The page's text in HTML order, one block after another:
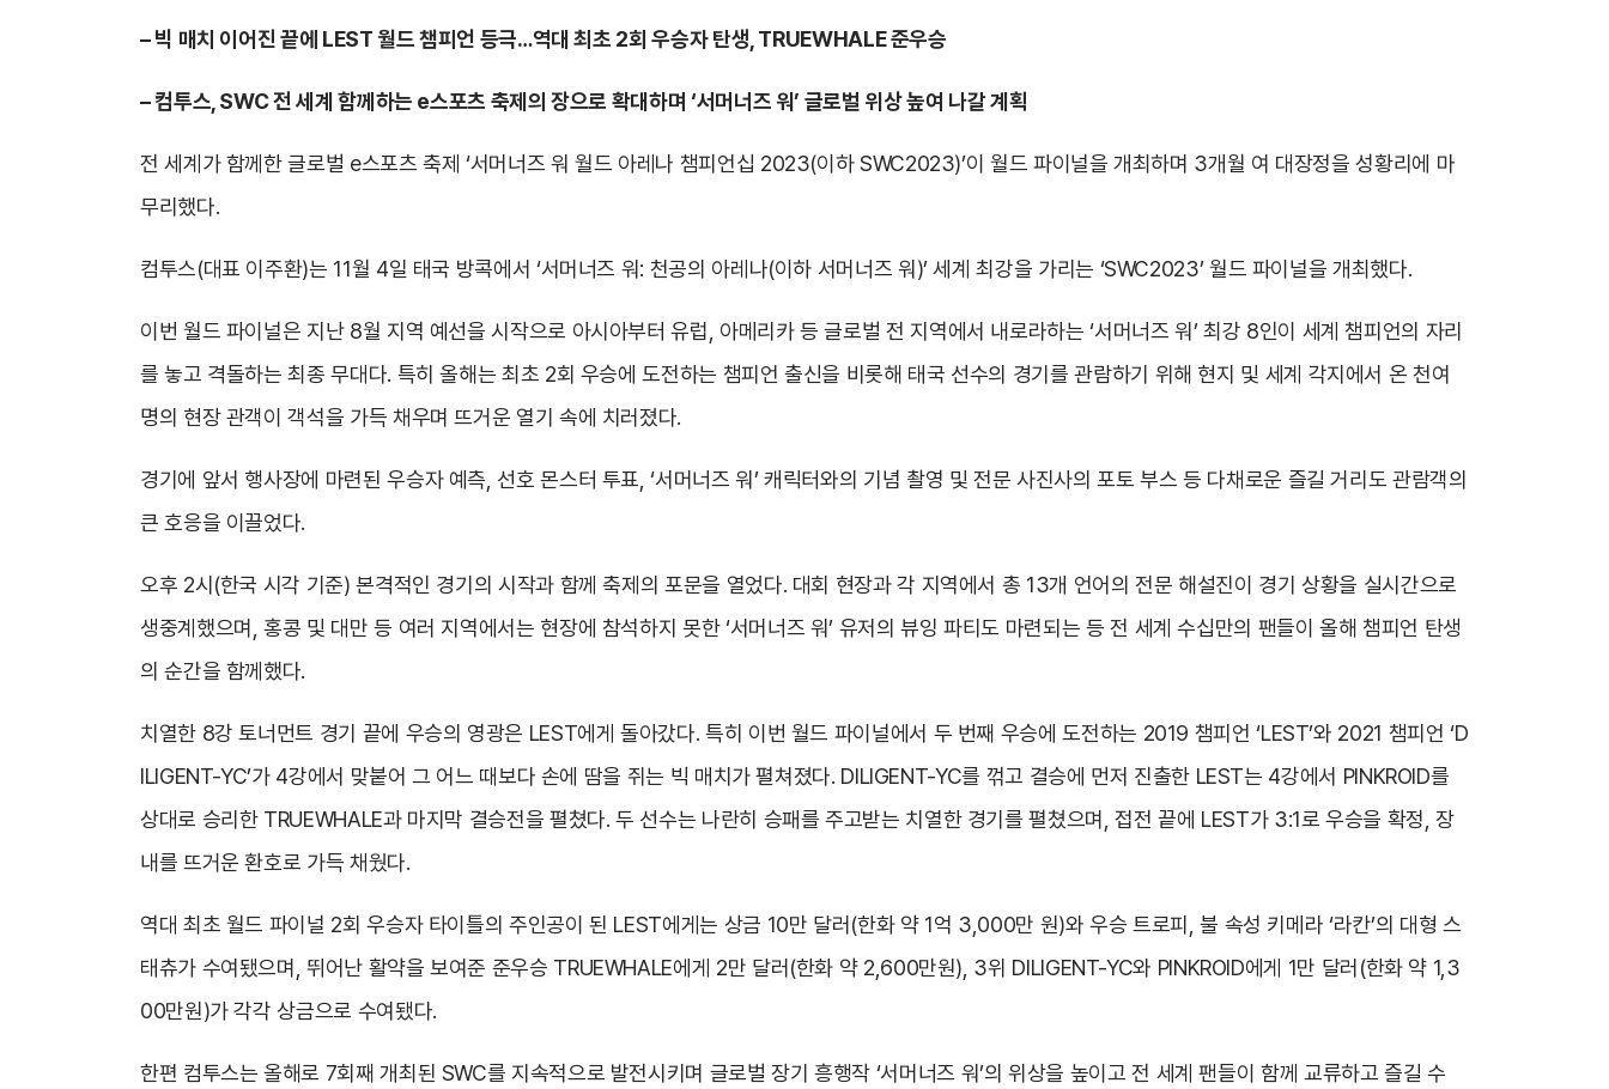
– 빅 매치 이어진 끝에 LEST 월드 챔피언 등극…역대 최초 2회 우승자 탄생, TRUEWHALE 준우승
– 컴투스, SWC 전 세계 함께하는 e스포츠 축제의 장으로 확대하며 ‘서머너즈 워’ 글로벌 위상 높여 나갈 계획
전 세계가 함께한 글로벌 e스포츠 축제 ‘서머너즈 워 월드 아레나 챔피언십 2023(이하 SWC2023)’이 월드 파이널을 개최하며 3개월 여 대장정을 성황리에 마
무리했다.
컴투스(대표 이주환)는 11월 4일 태국 방콕에서 ‘서머너즈 워: 천공의 아레나(이하 서머너즈 워)’ 세계 최강을 가리는 ‘SWC2023’ 월드 파이널을 개최했다.
이번 월드 파이널은 지난 8월 지역 예선을 시작으로 아시아부터 유럽, 아메리카 등 글로벌 전 지역에서 내로라하는 ‘서머너즈 워’ 최강 8인이 세계 챔피언의 자리
를 놓고 격돌하는 최종 무대다. 특히 올해는 최초 2회 우승에 도전하는 챔피언 출신을 비롯해 태국 선수의 경기를 관람하기 위해 현지 및 세계 각지에서 온 천여
명의 현장 관객이 객석을 가득 채우며 뜨거운 열기 속에 치러졌다.
경기에 앞서 행사장에 마련된 우승자 예측, 선호 몬스터 투표, ‘서머너즈 워’ 캐릭터와의 기념 촬영 및 전문 사진사의 포토 부스 등 다채로운 즐길 거리도 관람객의
큰 호응을 이끌었다.
오후 2시(한국 시각 기준) 본격적인 경기의 시작과 함께 축제의 포문을 열었다. 대회 현장과 각 지역에서 총 13개 언어의 전문 해설진이 경기 상황을 실시간으로
생중계했으며, 홍콩 및 대만 등 여러 지역에서는 현장에 참석하지 못한 ‘서머너즈 워’ 유저의 뷰잉 파티도 마련되는 등 전 세계 수십만의 팬들이 올해 챔피언 탄생
의 순간을 함께했다.
치열한 8강 토너먼트 경기 끝에 우승의 영광은 LEST에게 돌아갔다. 특히 이번 월드 파이널에서 두 번째 우승에 도전하는 2019 챔피언 ‘LEST’와 2021 챔피언 ‘D
ILIGENT-YC’가 4강에서 맞붙어 그 어느 때보다 손에 땀을 쥐는 빅 매치가 펼쳐졌다. DILIGENT-YC를 꺾고 결승에 먼저 진출한 LEST는 4강에서 PINKROID를
상대로 승리한 TRUEWHALE과 마지막 결승전을 펼쳤다. 두 선수는 나란히 승패를 주고받는 치열한 경기를 펼쳤으며, 접전 끝에 LEST가 3:1로 우승을 확정, 장
내를 뜨거운 환호로 가득 채웠다.
역대 최초 월드 파이널 2회 우승자 타이틀의 주인공이 된 LEST에게는 상금 10만 달러(한화 약 1억 3,000만 원)와 우승 트로피, 불 속성 키메라 ‘라칸’의 대형 스
태츄가 수여됐으며, 뛰어난 활약을 보여준 준우승 TRUEWHALE에게 2만 달러(한화 약 2,600만원), 3위 DILIGENT-YC와 PINKROID에게 1만 달러(한화 약 1,3
00만원)가 각각 상금으로 수여됐다.
한편 컴투스는 올해로 7회째 개최된 SWC를 지속적으로 발전시키며 글로벌 장기 흥행작 ‘서머너즈 워’의 위상을 높이고 전 세계 팬들이 함께 교류하고 즐길 수